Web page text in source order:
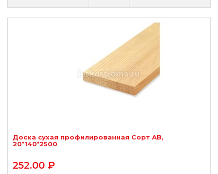
Доска сухая профилированная Сорт АВ,
20*140*2500
252.00 ₽